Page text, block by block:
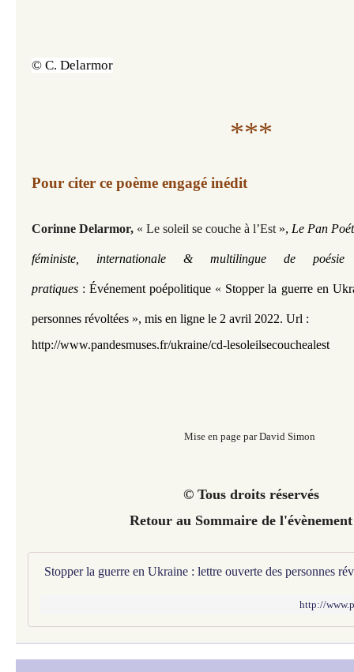
© C. Delarmor
***
Pour citer ce poème engagé inédit
Corinne Delarmor, « Le soleil se couche à l’Est », Le Pan
féministe, internationale & multilingue de
pratiques : Événement poépolitique « Stopper la guerre en
personnes révoltées », mis en ligne le 2 avril 2022. Url :
http://www.pandesmuses.fr/ukraine/cd-lesoleilsecouchealest
Mise en page par David Simon
© Tous droits réservés
Retour au Sommaire de l'évènement
http://